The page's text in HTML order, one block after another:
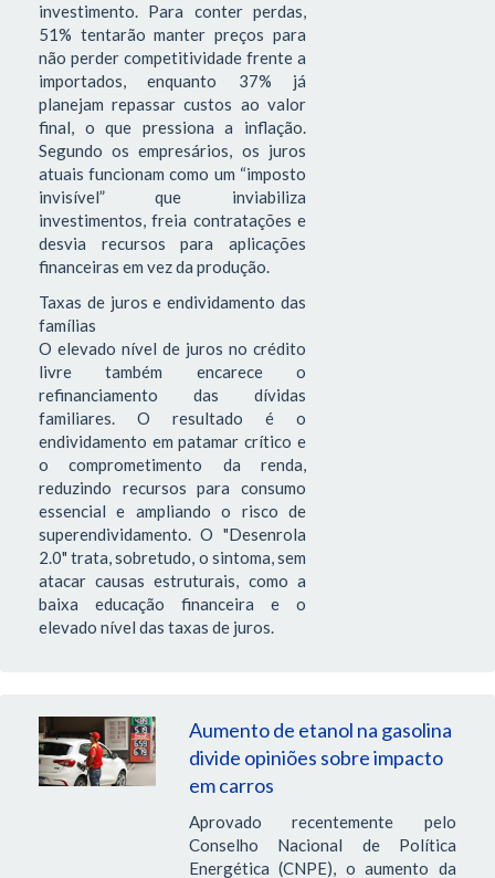
investimento. Para conter perdas,
51% tentarão manter preços para
não perder competitividade frente a
importados, enquanto 37% já
planejam repassar custos ao valor
final, o que pressiona a inflação.
Segundo os empresários, os juros
atuais funcionam como um “imposto
invisível” que inviabiliza
investimentos, freia contratações e
desvia recursos para aplicações
financeiras em vez da produção.
Taxas de juros e endividamento das
famílias
O elevado nível de juros no crédito
livre também encarece o
refinanciamento das dívidas
familiares. O resultado é o
endividamento em patamar crítico e
o comprometimento da renda,
reduzindo recursos para consumo
essencial e ampliando o risco de
superendividamento. O "Desenrola
2.0" trata, sobretudo, o sintoma, sem
atacar causas estruturais, como a
baixa educação financeira e o
elevado nível das taxas de juros.
Aumento de etanol na gasolina
divide opiniões sobre impacto
em carros
Aprovado recentemente pelo
Conselho Nacional de Política
Energética (CNPE), o aumento da